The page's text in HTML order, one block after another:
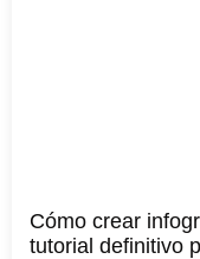
Cómo crear
tutorial definitivo